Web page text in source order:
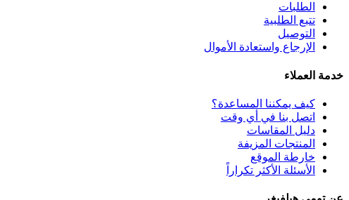
الطلبات
تتبع الطلبية
التوصيل
الإرجاع واستعادة الأموال
خدمة العملاء
كيف يمكننا المساعدة؟
اتصل بنا في أي وقت
دليل المقاسات
المنتجات المزيفة
خارطة الموقع
الأسئلة الأكثر تكراراً